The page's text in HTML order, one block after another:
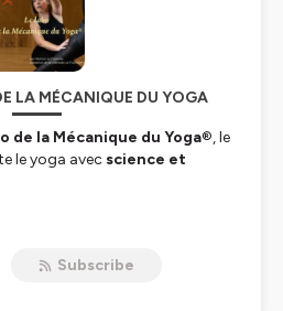
LA MÉCANIQUE DU YOGA
de la Mécanique du Yoga®, le
le yoga avecscience et
du corps humain
Subscribe